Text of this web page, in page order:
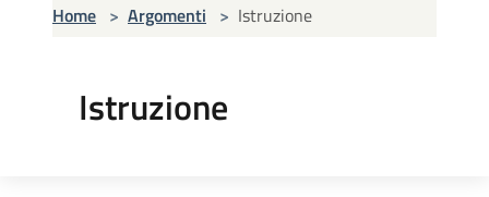
Home > Argomenti > Istruzione
Istruzione